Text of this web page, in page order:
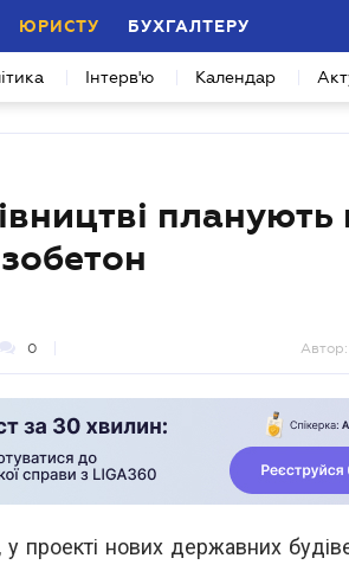
ЮРИСТУ БУХГАЛТЕРУ
Інтерв'ю Календар
планують
0 Автор:
у проекті нових державних